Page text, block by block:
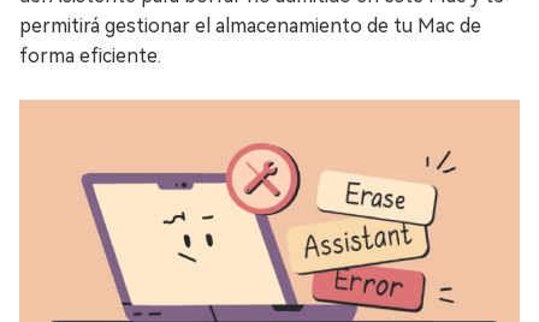
permitirá gestionar el almacenamiento de tu Mac de
forma eficiente.